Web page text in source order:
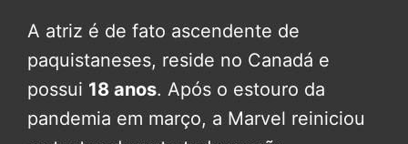
A atriz é de fato ascendente de
paquistaneses, reside no Canadá e
possui 18 anos. Após o estouro da
pandemia em março, a Marvel reiniciou